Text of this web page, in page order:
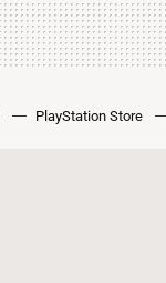
PlayStation Store